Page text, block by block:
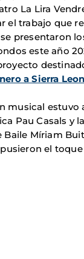
La Lira
el trabajo que
presentaron
este año
a Sierra
musical estuvo
Pau Casals y
Baile Míriam
el